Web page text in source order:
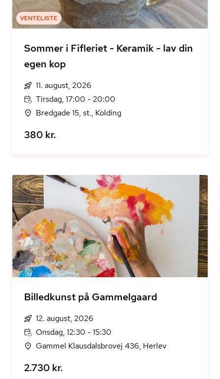
VENTELISTE
Sommer i Fifleriet - Keramik - lav din
egen kop
11. august, 2026
Tirsdag, 17:00 - 20:00
Bredgade 15, st., Kolding
380 kr.
Billedkunst på Gammelgaard
12. august, 2026
Onsdag, 12:30 - 15:30
Gammel Klausdalsbrovej 436, Herlev
2.730 kr.